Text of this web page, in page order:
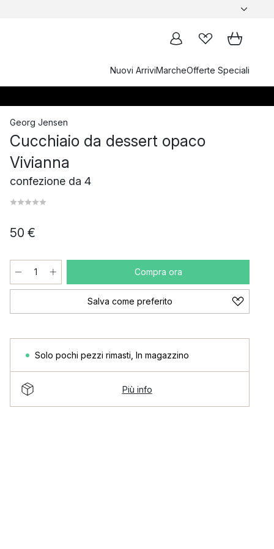
Nuovi ArriviMarcheOfferte Speciali
Georg Jensen
Cucchiaio da dessert opaco
Vivianna
confezione da 4
50 €
Compra ora
Salva come preferito
Solo pochi pezzi rimasti In magazzino
Più info